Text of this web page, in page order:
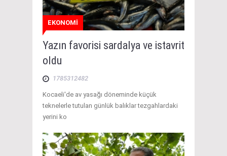
EKONOMİ
Yazın favorisi sardalya ve istavrit
oldu
1785312482
Kocaeli'de av yasağı döneminde küçük
teknelerle tutulan günlük balıklar tezgahlardaki
yerini ko